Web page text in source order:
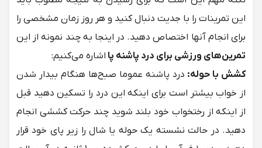
این تمرینات را با جدیت دنبال کنید و هر روز زمان مشخصی را
برای انجام آنها اختصاص دهید. در اینجا به چند نمونه از این
تمرین‌های ورزشی برای درد پاشنه پا اشاره می‌کنیم:
کشش با حوله: درد پاشنه عموما صبح‌ها هنگام بیدار شدن
از خواب بیشتر است برای اینکه این درد را تسکین دهید قبل
از اینکه از رختخواب خود بلند شوید چند حرکت کششی انجام
دهید. در حالت نشسته یک حوله یا شال را زیر پای خود قرار